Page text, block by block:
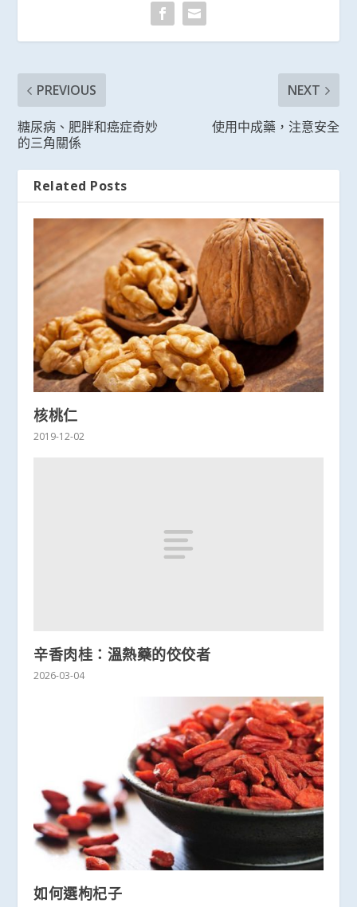
PREVIOUS
糖尿病、肥胖和癌症奇妙
的三角關係
NEXT
使用中成藥，注意安全
Related Posts
核桃仁
2019-12-02
辛香肉桂：溫熱藥的佼佼者
2026-03-04
如何選枸杞子